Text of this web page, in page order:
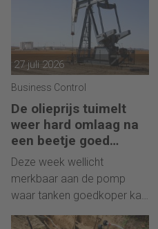
27 juli 2026
Business Control
De olieprijs tuimelt
weer hard omlaag na
een beetje goed
nieuws
Deze week wellicht
merkbaar aan de pomp
waar tanken goedkoper kan
worden.